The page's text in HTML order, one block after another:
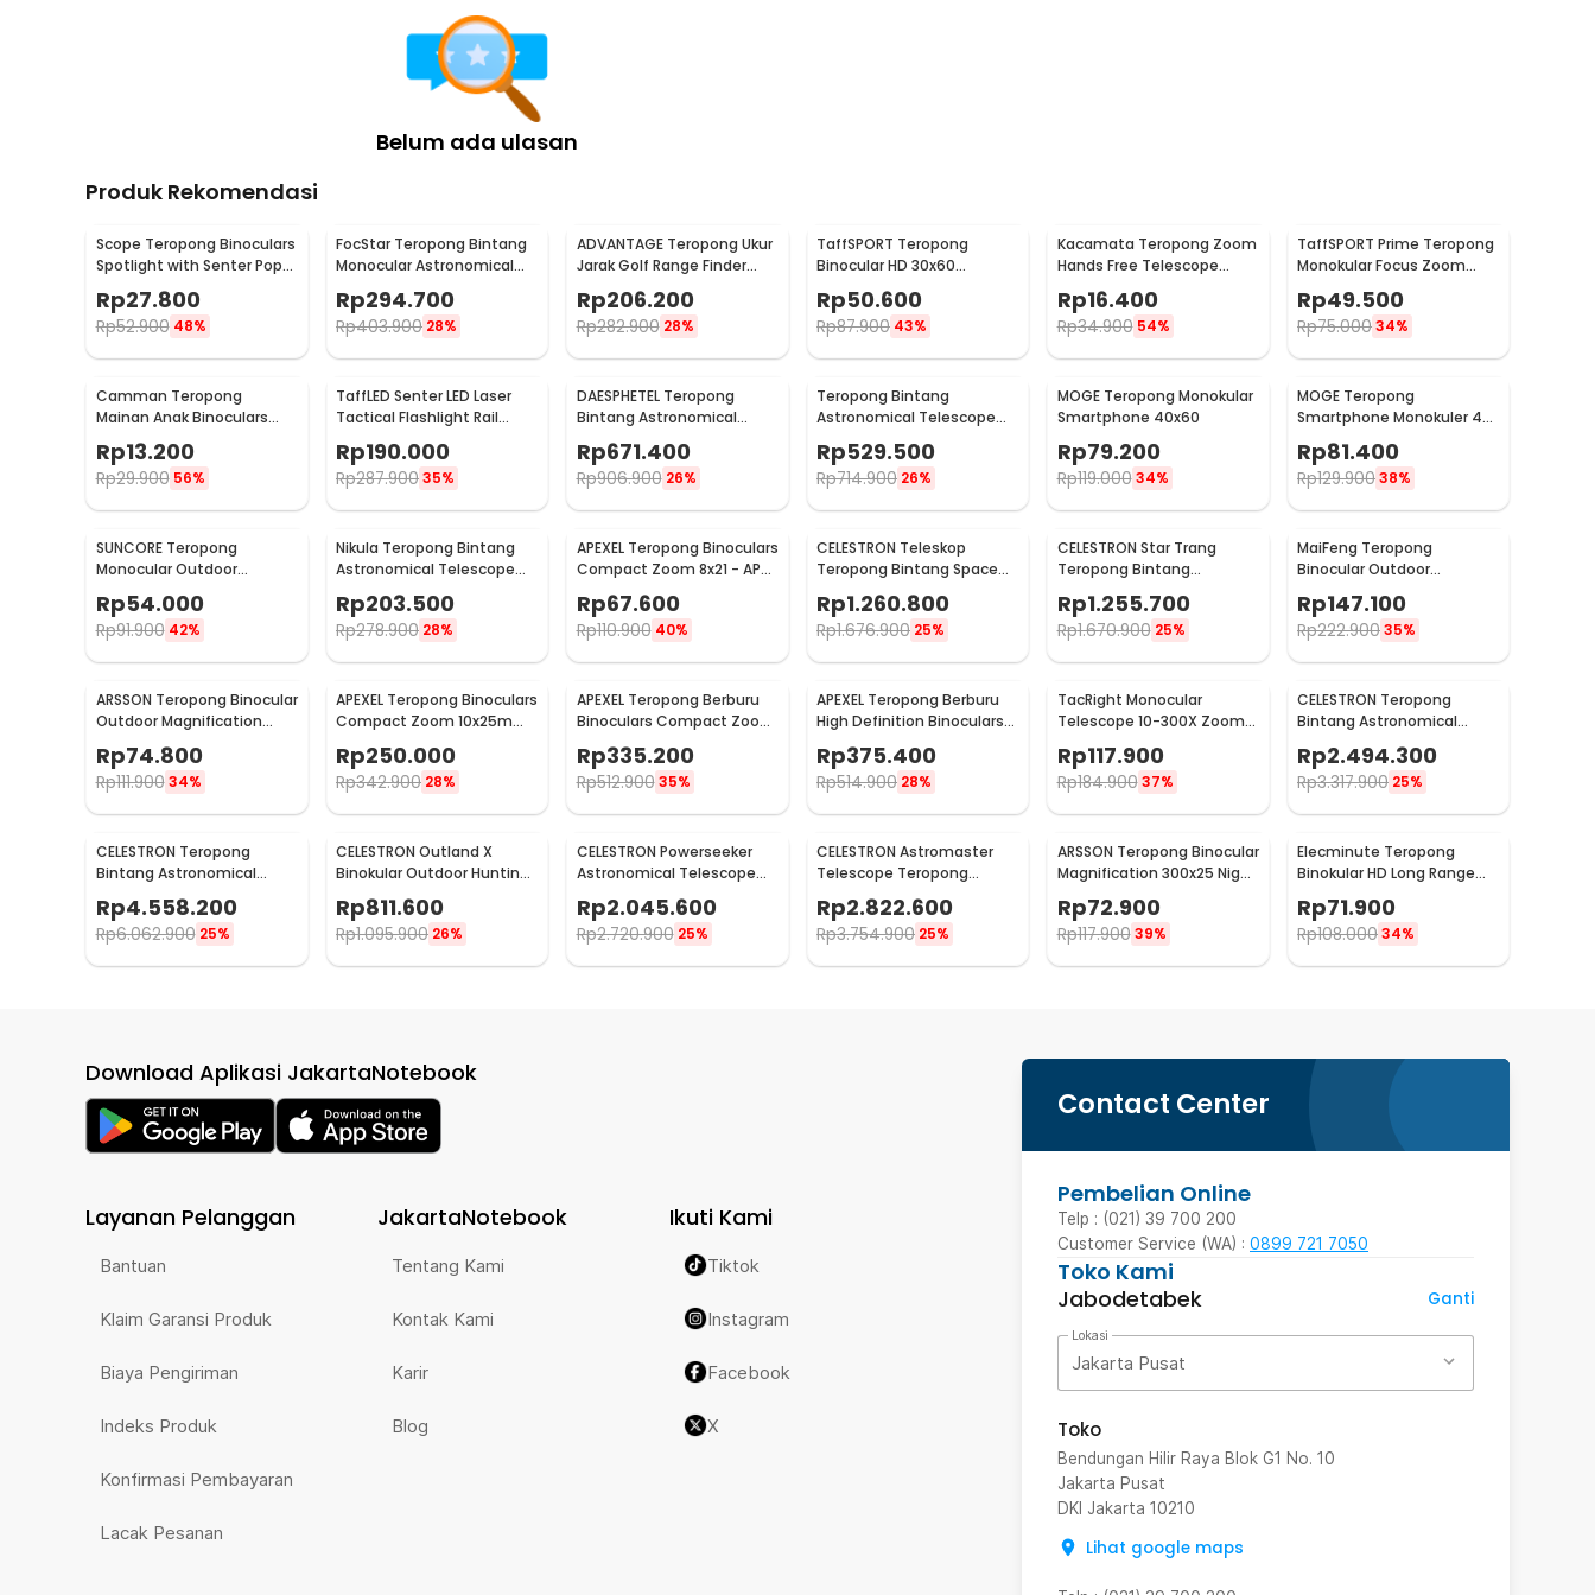
Belum ada ulasan
Produk Rekomendasi
Scope Teropong Binoculars
Spotlight with Senter Pop-
Up Light 4x30mm - JYW-
1226
Rp27.800
Rp52.900 48%
FocStar Teropong Bintang
Monocular Astronomical
F30070M
Rp294.700
Rp403.900 28%
ADVANTAGE Teropong Ukur
Jarak Golf Range Finder
Digital 7x18 - AD-964
Rp206.200
Rp282.900 28%
TaffSPORT Teropong
Binocular HD 30x60
Portable Outdoor
126M/1000M
Rp50.600
Rp87.900 43%
Kacamata Teropong Zoom
Hands Free Telescope
Glasses untuk Fishing -
HG00117
Rp16.400
Rp34.900 54%
TaffSPORT Prime Teropong
Monokular Focus Zoom
TF16
Rp49.500
Rp75.00034%
Camman Teropong
Mainan Anak Binoculars
Telescope 2.5x26 - 1138
Rp13.200
Rp29.900 56%
TaffLED Senter LED Laser
Tactical Flashlight Rail
Rp190.000
Rp287.90035%
DAESPHETEL Teropong
Bintang Astronomical
Telescope 700/76mm -
F70076
Rp671.400
Rp906.900 26%
Teropong Bintang
Astronomical Telescope
Rp529.500
Rp714.900 26%
MOGE Teropong Monokular
Smartphone 40x60
Rp79.200
Rp119.000 34%
MOGE Teropong
Smartphone Monokuler 40
x 60 Magnification Zoom -
KL1040
Rp81.400
Rp129.90038%
SUNCORE Teropong
Monocular Outdoor
Waterproof - 1040
Rp54.000
Rp91.900 42%
Nikula Teropong Bintang
Astronomical Telescope
360/50mm 90x - F36050
Rp203.500
Rp278.900 28%
APEXEL Teropong Binoculars
Compact Zoom 8x21 - APS-
Rp67.600
Rp110.900 40%
CELESTRON Teleskop
Teropong Bintang Space
Astronomical 80mm -
SCTW-80
Rp1.260.800
Rp1.676.900 25%
CELESTRON Star Trang
Teropong Bintang
Rp1.255.700
Rp1.670.900 25%
MaiFeng Teropong
Binocular Outdoor
160000M - A4163
Rp147.100
Rp222.90035%
ARSSON Teropong Binocular
Outdoor Magnification
22x25 Waterproof - PMT
Rp74.800
Rp111.900 34%
APEXEL Teropong Binoculars
Compact Zoom 10x25mm
Rp250.000
Rp342.900 28%
APEXEL Teropong Berburu
Binoculars Compact Zoom
10x42mm - APL-RB10X42
Rp335.200
Rp512.900 35%
APEXEL Teropong Berburu
High Definition Binoculars
Compact Zoom 12x42 -
APL-RB12X42
Rp375.400
Rp514.900 28%
TacRight Monocular
Telescope 10-300X Zoom
Rp117.900
Rp184.900 37%
CELESTRON Teropong
Bintang Astronomical
Telescope - Deluxe 80EQ
Rp2.494.300
Rp3.317.900 25%
CELESTRON Teropong
Bintang Astronomical
Telescope EQ2 Mount
910/90mm - Deluxe 90EQ
Rp4.558.200
Rp6.062.900 25%
CELESTRON Outland X
Binokular Outdoor Hunting
10x42 Waterproof - 71347
Rp811.600
Rp1.095.900 26%
CELESTRON Powerseeker
Astronomical Telescope
Teropong 80mm - 80EQ
Rp2.045.600
Rp2.720.900 25%
CELESTRON Astromaster
Telescope Teropong
Bintang Astronomical -
130EQ
Rp2.822.600
Rp3.754.900 25%
ARSSON Teropong Binocular
Magnification 300x25 Night
Rp72.900
Rp117.900 39%
Elecminute Teropong
Binokular HD Long Range
Rp71.900
Rp108.00034%
Contact Center
Pembelian Online
Telp : (021) 39 700 200
Customer Service (WA) : 0899 721 7050
Toko Kami
Jabodetabek
Ganti
Lokasi
Jakarta Pusat
Toko
Bendungan Hilir Raya Blok G1 No. 10
Jakarta Pusat
DKI Jakarta 10210
Lihat google maps
Download Aplikasi JakartaNotebook
Layanan Pelanggan
Bantuan
Klaim Garansi Produk
Biaya Pengiriman
Indeks Produk
Konfirmasi Pembayaran
Lacak Pesanan
JakartaNotebook
Tentang Kami
Kontak Kami
Karir
Blog
Ikuti Kami
Tiktok
Instagram
Facebook
X